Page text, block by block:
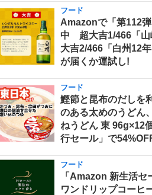
フード
Amazonで「第112
中 超大吉1/466「山
大吉2/466「白州12
が届くか運試し!
フード
鰹節と昆布のだしを
のある太めのうどん
ねうどん 東 96g×12
行セール」で
フード
「Amazon 新生活
ワンドリップコーヒ